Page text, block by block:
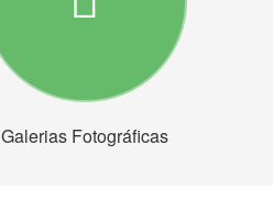
Galerias Fotográficas